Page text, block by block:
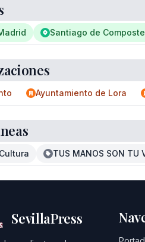
Santiago de
Ayuntamiento de Lora
Cultura TUS MANOS SON TU
SevillaPress